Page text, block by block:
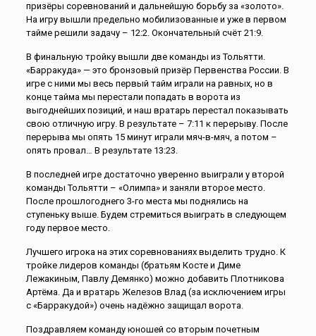
призёры соревнований и дальнейшую борьбу за «золото».
На игру вышли предельно мобилизованные и уже в первом
тайме решили задачу – 12:2. Окончательный счёт 21:9.
В финальную тройку вышли две команды из Тольятти.
«Барракуда» — это бронзовый призёр Первенства России. В
игре с ними мы весь первый тайм играли на равных, но в
конце тайма мы перестали попадать в ворота из
выгоднейших позиций, и наш вратарь перестал показывать
свою отличную игру. В результате – 7:11 к перерыву. После
перерыва мы опять 15 минут играли мяч-в-мяч, а потом –
опять провал… В результате 13:23.
В последней игре достаточно уверенно выиграли у второй
команды Тольятти – «Олимпа» и заняли второе место.
После прошлогоднего 3-го места мы поднялись на
ступеньку выше. Будем стремиться выиграть в следующем
году первое место.
Лучшего игрока на этих соревнованиях выделить трудно. К
тройке лидеров команды (братьям Косте и Диме
Лежакиным, Павлу Демянко) можно добавить Плотникова
Артёма. Да и вратарь Железов Влад (за исключением игры
с «Барракудой») очень надёжно защищал ворота.
Поздравляем команду юношей со вторым почетным